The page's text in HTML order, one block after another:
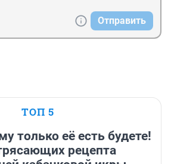
Отправить
ТОП 5
только её есть будете!
рецепта